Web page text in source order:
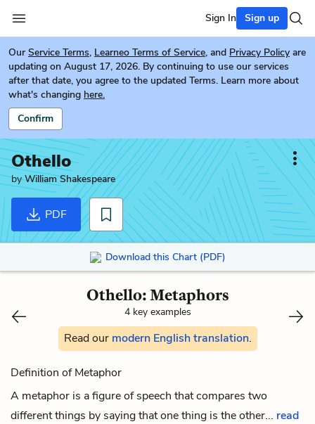
Sign In Sign up
Our Service Terms, Learneo Terms of Service, and Privacy Policy are
updating on August 17, 2026. By continuing to use our services
after that date, you agree to the updated Terms. Learn more about
what's changing here.
Confirm
Othello
byWilliam Shakespeare
PDF
Download this Chart (PDF)
Othello: Metaphors
4 key examples
Read our modern English translation.
Definition of Metaphor
A metaphor is a figure of speech that compares two
different things by saying that one thing is the other... read